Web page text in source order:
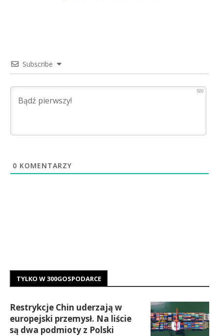
Subscribe
500
0 KOMENTARZY
TYLKO W 300GOSPODARCE
Restrykcje Chin uderzają w
europejski przemysł. Na liście
są dwa podmioty z Polski